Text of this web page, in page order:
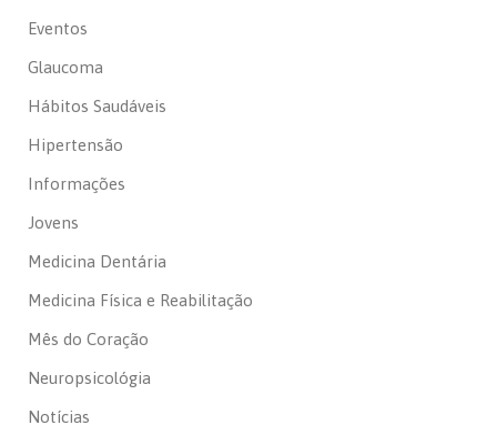
Eventos
Glaucoma
Hábitos Saudáveis
Hipertensão
Informações
Jovens
Medicina Dentária
Medicina Física e Reabilitação
Mês do Coração
Neuropsicológia
Notícias